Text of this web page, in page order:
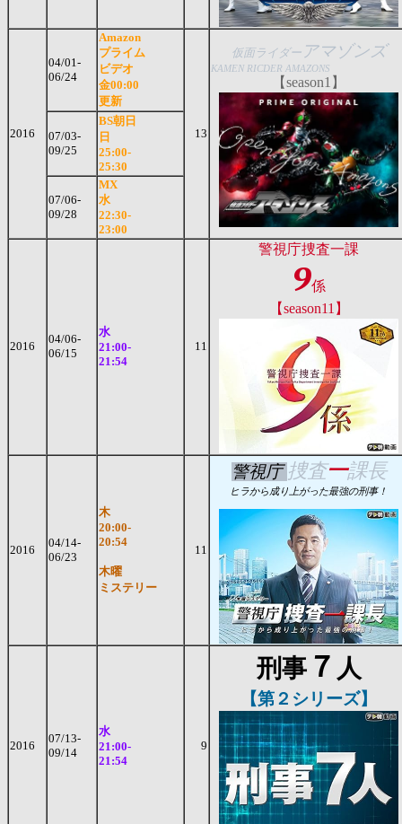
2016
04/01-
06/24
Amazon
プライム
ビデオ
金00:00
更新
13
仮面ライダーアマゾンズ
KAMEN RICDER AMAZONS
【season1】
07/03-
09/25
BS朝日
日
25:00-
25:30
07/06-
09/28
MX
水
22:30-
23:00
2016
04/06-
06/15
水
21:00-
21:54
11
警視庁捜査一課
9係
【season11】
2016
04/14-
06/23
木
20:00-
20:54
木曜
ミステリー
11
警視庁捜査一課長
ヒラから成り上がった最強の刑事！
2016
07/13-
09/14
水
21:00-
21:54
9
刑事７ 人
【第２シリーズ】